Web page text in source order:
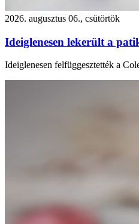
2026. augusztus 06., csütörtök
Ideiglenesen lekerült a
Ideiglenesen felfüggesztették a